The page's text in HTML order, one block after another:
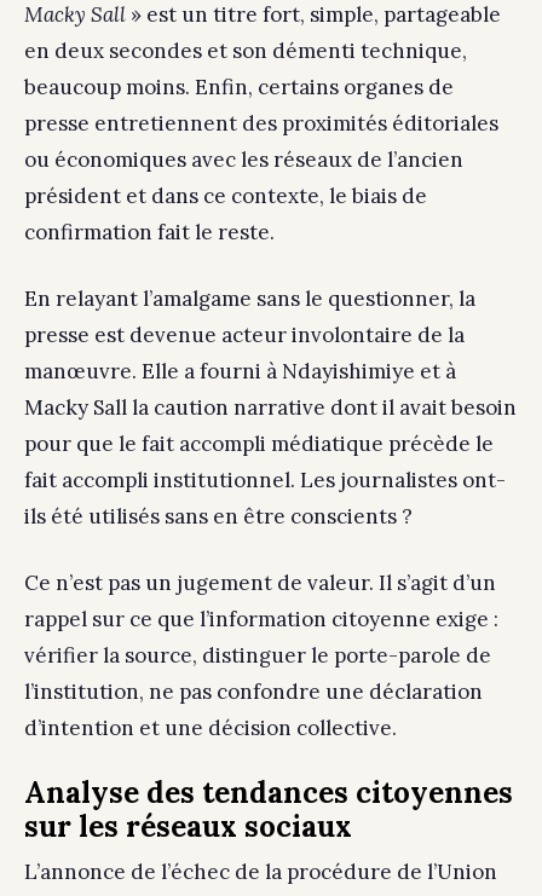
Macky Sall » est un titre fort, simple, partageable
en deux secondes et son démenti technique,
beaucoup moins. Enfin, certains organes de
presse entretiennent des proximités éditoriales
ou économiques avec les réseaux de l’ancien
président et dans ce contexte, le biais de
confirmation fait le reste.
En relayant l’amalgame sans le questionner, la
presse est devenue acteur involontaire de la
manœuvre. Elle a fourni à Ndayishimiye et à
Macky Sall la caution narrative dont il avait besoin
pour que le fait accompli médiatique précède le
fait accompli institutionnel. Les journalistes ont-
ils été utilisés sans en être conscients ?
Ce n’est pas un jugement de valeur. Il s’agit d’un
rappel sur ce que l’information citoyenne exige :
vérifier la source, distinguer le porte-parole de
l’institution, ne pas confondre une déclaration
d’intention et une décision collective.
Analyse des tendances citoyennes
sur les réseaux sociaux
L’annonce de l’échec de la procédure de l’Union